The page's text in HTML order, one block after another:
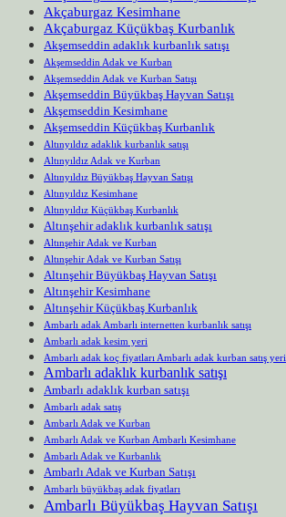
Akçaburgaz Kesimhane
Akçaburgaz Küçükbaş Kurbanlık
Akşemseddin adaklık kurbanlık satışı
Akşemseddin Adak ve Kurban
Akşemseddin Adak ve Kurban Satışı
Akşemseddin Büyükbaş Hayvan Satışı
Akşemseddin Kesimhane
Akşemseddin Küçükbaş Kurbanlık
Altınyıldız adaklık kurbanlık satışı
Altınyıldız Adak ve Kurban
Altınyıldız Büyükbaş Hayvan Satışı
Altınyıldız Kesimhane
Altınyıldız Küçükbaş Kurbanlık
Altınşehir adaklık kurbanlık satışı
Altınşehir Adak ve Kurban
Altınşehir Adak ve Kurban Satışı
Altınşehir Büyükbaş Hayvan Satışı
Altınşehir Kesimhane
Altınşehir Küçükbaş Kurbanlık
Ambarlı adak Ambarlı internetten kurbanlık satışı
Ambarlı adak kesim yeri
Ambarlı adak koç fiyatları Ambarlı adak kurban satış yeri
Ambarlı adaklık kurbanlık satışı
Ambarlı adaklık kurban satışı
Ambarlı adak satış
Ambarlı Adak ve Kurban
Ambarlı Adak ve Kurban Ambarlı Kesimhane
Ambarlı Adak ve Kurbanlık
Ambarlı Adak ve Kurban Satışı
Ambarlı büyükbaş adak fiyatları
Ambarlı Büyükbaş Hayvan Satışı